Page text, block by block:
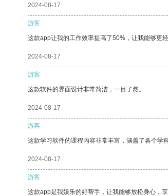
2024-08-17
游客
这款app让我的工作效率提高了50%，让我能够更
2024-08-17
游客
这款软件的界面设计非常简洁，一目了然。
2024-08-17
游客
这款学习软件的课程内容非常丰富，涵盖了各个学
2024-08-17
游客
这款app是我娱乐的好帮手，让我能够放松身心，享